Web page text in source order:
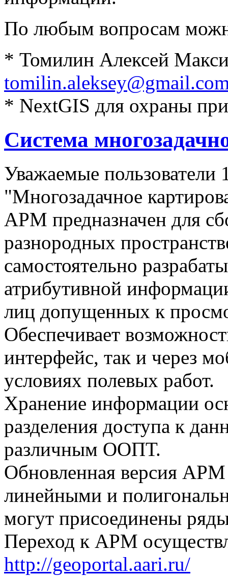
По любым вопросам
* Томилин Алексей
* NextGIS для охраны
Система
Уважаемые
"Многозадачное
АРМ предназначен для
разнородных
самостоятельно
атрибутивной
лиц допущенных к
Обеспечивает
интерфейс, так и через
условиях полевых работ.
Хранение информации
разделения доступа к
различным ООПТ.
Обновленная версия АРМ
линейными и
могут присоединены
Переход к АРМ
http://geoportal.aari.ru/